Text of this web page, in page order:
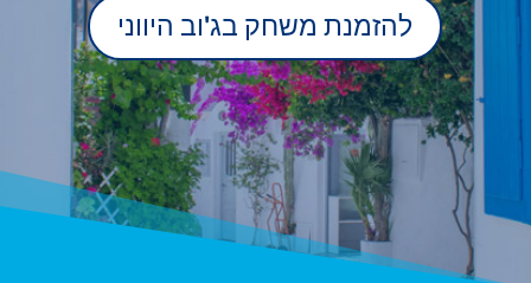
להזמנת משחק בג'וב היווני